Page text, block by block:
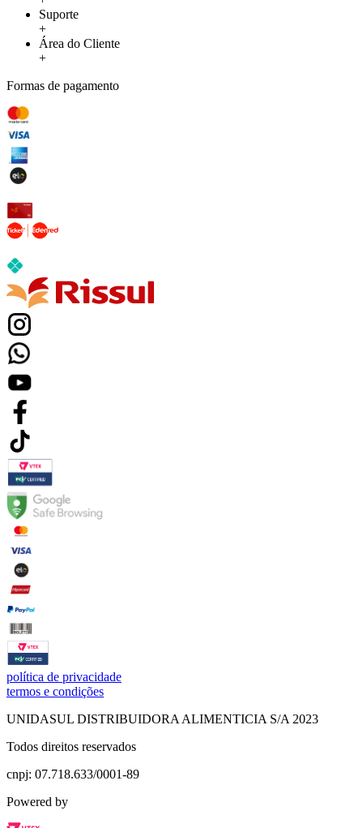
Suporte
+
Área do Cliente
+
Formas de pagamento
política de privacidade
termos e condições
UNIDASUL DISTRIBUIDORA ALIMENTICIA S/A 2023
Todos direitos reservados
cnpj: 07.718.633/0001-89
Powered by